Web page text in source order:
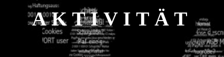
AKTIVITÄT